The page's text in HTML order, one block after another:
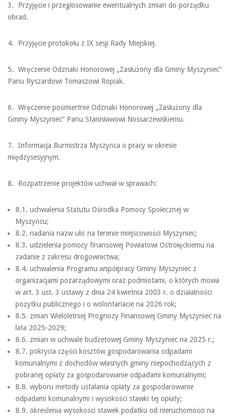
3. Przyjęcie i przegłosowanie ewentualnych zmian do porządku
obrad.
4. Przyjęcie protokołu z IX sesji Rady Miejskiej.
5. Wręczenie Odznaki Honorowej „Zasłużony dla Gminy Myszyniec”
Panu Ryszardowi Tomaszowi Ropiak.
6. Wręczenie pośmiertnie Odznaki Honorowej „Zasłużony dla
Gminy Myszyniec” Panu Stanisławowi Nossarzewskiemu.
7. Informacja Burmistrza Myszyńca o pracy w okresie
międzysesyjnym.
8. Rozpatrzenie projektów uchwał w sprawach:
8.1. uchwalenia Statutu Ośrodka Pomocy Społecznej w
Myszyńcu;
8.2. nadania nazw ulic na terenie miejscowości Myszyniec;
8.3. udzielenia pomocy finansowej Powiatowi Ostrołęckiemu na
zadanie z zakresu drogownictwa;
8.4. uchwalenia Programu współpracy Gminy Myszyniec z
organizacjami pozarządowymi oraz podmiotami, o których mowa
w art. 3 ust. 3 ustawy z dnia 24 kwietnia 2003 r. o działalności
pożytku publicznego i o wolontariacie na 2026 rok;
8.5. zmian Wieloletniej Prognozy Finansowej Gminy Myszyniec na
lata 2025-2029;
8.6. zmian w uchwale budżetowej Gminy Myszyniec na 2025 r.;
8.7. pokrycia części kosztów gospodarowania odpadami
komunalnymi z dochodów własnych gminy niepochodzących z
pobranej opłaty za gospodarowanie odpadami komunalnymi;
8.8. wyboru metody ustalania opłaty za gospodarowanie
odpadami komunalnymi i wysokości stawki tej opłaty;
8.9. określenia wysokości stawek podatku od nieruchomości na